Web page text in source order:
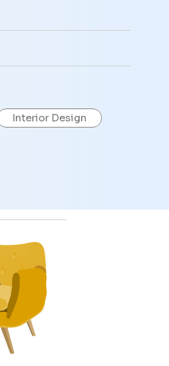
Interior Design